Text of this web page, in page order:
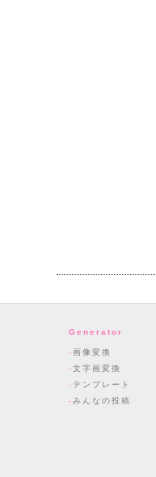
Generator
画像変換
文字画変換
テンプレート
みんなの投稿